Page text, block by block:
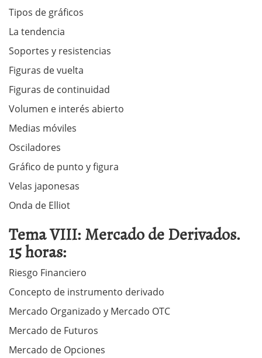
Tipos de gráficos
La tendencia
Soportes y resistencias
Figuras de vuelta
Figuras de continuidad
Volumen e interés abierto
Medias móviles
Osciladores
Gráfico de punto y figura
Velas japonesas
Onda de Elliot
Tema VIII: Mercado de Derivados.
15 horas:
Riesgo Financiero
Concepto de instrumento derivado
Mercado Organizado y Mercado OTC
Mercado de Futuros
Mercado de Opciones